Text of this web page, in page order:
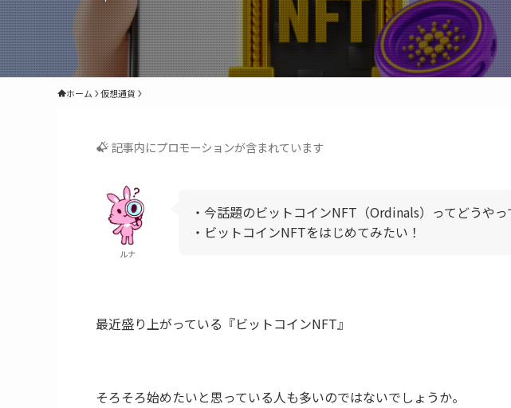
ホーム 仮想通貨
記事内にプロモーションが含まれています
ルナ
・今話題のビットコインNFT（Ordinals）ってどうやっ
・ビットコインNFTをはじめてみたい！
最近盛り上がっている『ビットコインNFT』
そろそろ始めたいと思っている人も多いのではないでしょうか。